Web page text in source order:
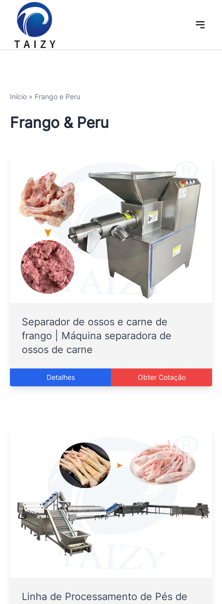
Início » Frango e Peru
Frango & Peru
Separador de ossos e carne de
frango | Máquina separadora de
ossos de carne
Detalhes Obter Cotação
Linha de Processamento de Pés de